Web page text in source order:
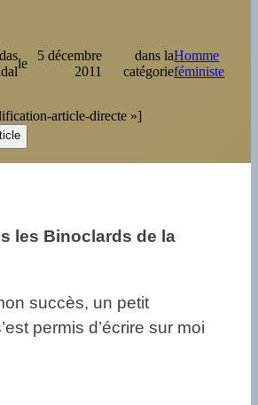
le
5 décembre
2011
dans la
catégorie
Homme
féministe
article-directe »]
les Binoclards de la
succès, un petit
permis d’écrire sur moi